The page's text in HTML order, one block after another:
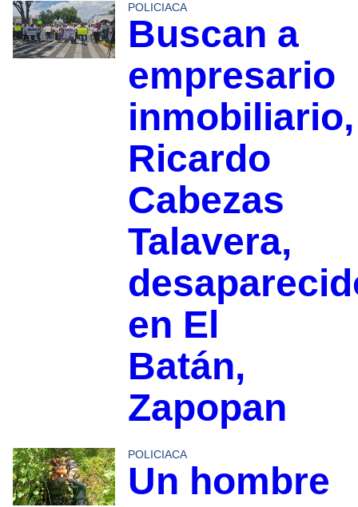
POLICIACA
Buscan a
empresario
inmobiliario,
Ricardo
Cabezas
Talavera,
en El
Batán,
Zapopan
POLICIACA
Un hombre